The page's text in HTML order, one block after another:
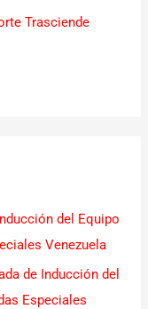
Trasciende
del Equipo
Venezuela
de Inducción del
Especiales